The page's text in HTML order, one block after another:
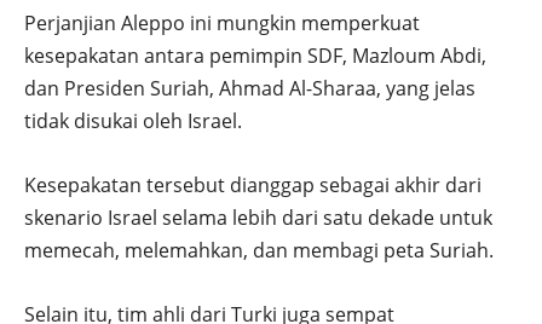
Perjanjian Aleppo ini mungkin memperkuat
kesepakatan antara pemimpin SDF, Mazloum Abdi,
dan Presiden Suriah, Ahmad Al-Sharaa, yang jelas
tidak disukai oleh Israel.
Kesepakatan tersebut dianggap sebagai akhir dari
skenario Israel selama lebih dari satu dekade untuk
memecah, melemahkan, dan membagi peta Suriah.
Selain itu, tim ahli dari Turki juga sempat